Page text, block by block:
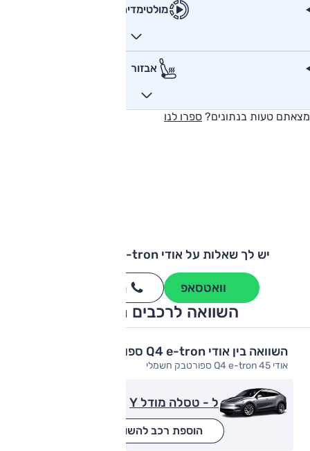
מולטימדיה
אבזור
מצאתם טעות בנתונים? ספרו לנו
יש לך שאלות על אודי Q4 e-tron ספורטבק?
וואטסאפ חייגו
השוואה לרכבים מתחרים
השוואה בין אודי Q4 e-tron ספורטבק
אודי Q4 e-tron 45 ספורטבק חשמלי
ל - טסלה מודל Y
הוספת רכב להשוואה